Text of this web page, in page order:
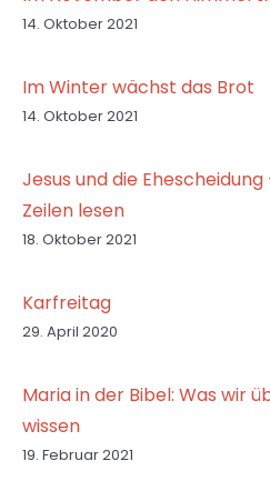
14. Oktober 2021
Im Winter wächst das Brot
14. Oktober 2021
Jesus und die
Zeilen lesen
18. Oktober 2021
Karfreitag
29. April 2020
Maria in der Bibel: Was wir
wissen
19. Februar 2021